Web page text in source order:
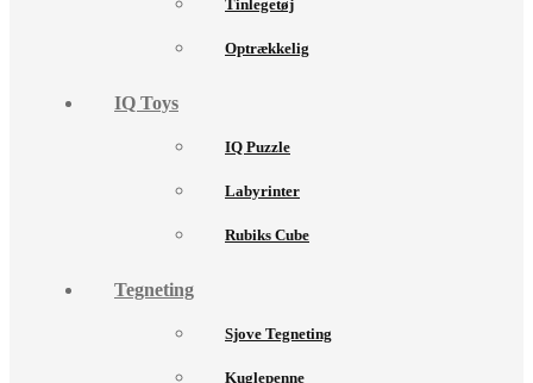
Tinlegetøj
Optrækkelig
IQ Toys
IQ Puzzle
Labyrinter
Rubiks Cube
Tegneting
Sjove Tegneting
Kuglepenne